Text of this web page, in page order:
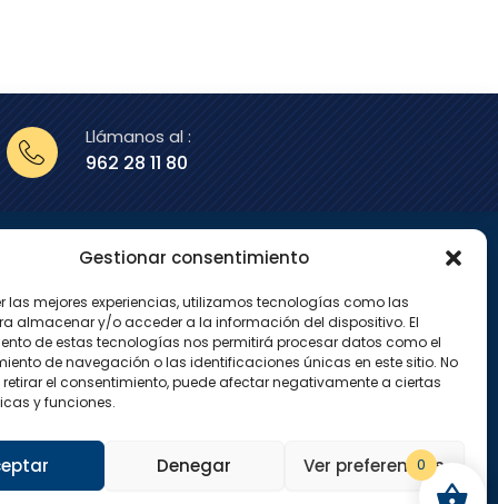
Gestionar consentimiento
las mejores experiencias, utilizamos tecnologías como las
almacenar y/o acceder a la información del dispositivo. El
de estas tecnologías nos permitirá procesar datos como el
de navegación o las identificaciones únicas en este sitio. No
el consentimiento, puede afectar negativamente a ciertas
y funciones.
Denegar Ver preferencias
Llámanos al :
962 28 11 80
X
-
t
w
i
t
t
r
I
n
s
t
a
g
r
m
0